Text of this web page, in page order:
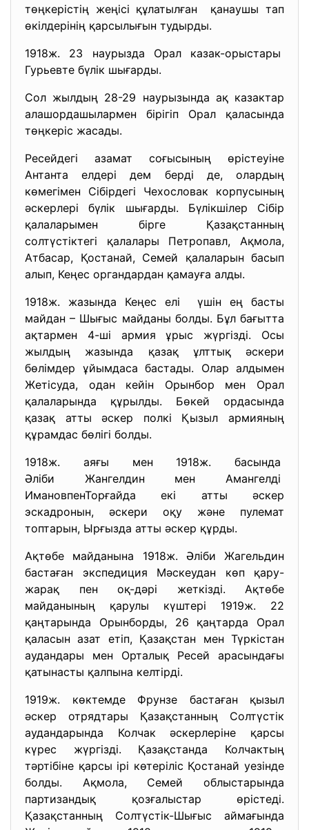
төңкерістің жеңісі құлатылған қанаушы тап
өкілдерінің қарсылығын тудырды.
1918ж. 23 наурызда Орал казак-орыстары
Гурьевте бүлік шығарды.
Сол жылдың 28-29 наурызында ақ казактар
алашордашылармен бірігіп Орал қаласында
төңкеріс жасады.
Ресейдегі азамат соғысының өрістеуіне
Антанта елдері дем берді де, олардың
көмегімен Сібірдегі Чехословак корпусының
әскерлері бүлік шығарды. Бүлікшілер Сібір
қалаларымен бірге Қазақстанның
солтүстіктегі қалалары Петропавл, Ақмола,
Атбасар, Қостанай, Семей қалаларын басып
алып, Кеңес органдардан қамауға алды.
1918ж. жазында Кеңес елі үшін ең басты
майдан – Шығыс майданы болды. Бұл бағытта
ақтармен 4-ші армия ұрыс жүргізді. Осы
жылдың жазында қазақ ұлттық әскери
бөлімдер ұйымдаса бастады. Олар алдымен
Жетісуда, одан кейін Орынбор мен Орал
қалаларында құрылды. Бөкей ордасында
қазақ атты әскер полкі Қызыл армияның
құрамдас бөлігі болды.
1918ж. аяғы мен 1918ж. басында
Әліби Жангелдин мен Амангелді
ИмановпенТорғайда екі атты әскер
эскадронын, әскери оқу және пулемат
топтарын, Ырғызда атты әскер құрды.
Ақтөбе майданына 1918ж. Әліби Жагельдин
бастаған экспедиция Мәскеудан көп қару-
жарақ пен оқ-дәрі жеткізді. Ақтөбе
майданының қарулы күштері 1919ж. 22
қаңтарында Орынборды, 26 қаңтарда Орал
қаласын азат етіп, Қазақстан мен Түркістан
аудандары мен Орталық Ресей арасындағы
қатынасты қалпына келтірді.
1919ж. көктемде Фрунзе бастаған қызыл
әскер отрядтары Қазақстанның Солтүстік
аудандарында Колчак әскерлеріне қарсы
күрес жүргізді. Қазақстанда Колчактың
тәртібіне қарсы ірі көтеріліс Қостанай уезінде
болды. Ақмола, Семей облыстарында
партизандық қозғалыстар өрістеді.
Қазақстанның Солтүстік-Шығыс аймағында